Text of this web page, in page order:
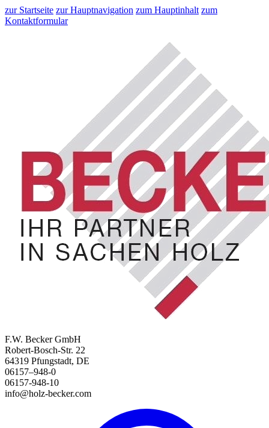
zur Startseite zur Hauptnavigation zum Hauptinhalt zum
Kontaktformular
F.W. Becker GmbH
Robert-Bosch-Str. 22
64319 Pfungstadt, DE
06157–948-0
06157-948-10
info@holz-becker.com